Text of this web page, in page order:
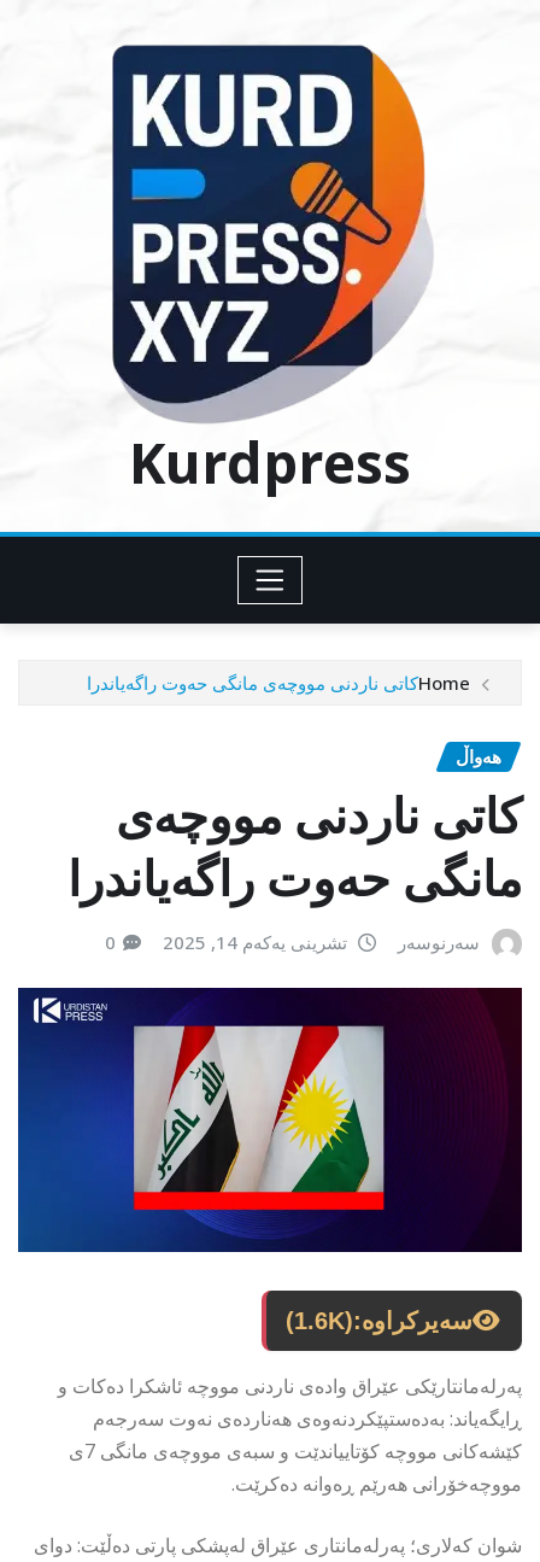
Kurdpress
Homeکاتی ناردنی مووچەی مانگی حەوت راگەیاندرا
هەواڵ
کاتی ناردنی مووچەی
مانگی حەوت راگەیاندرا
سەرنوسەر تشرینی یەکەم 14, 2025 0
سەیرکراوە:(1.6K)
پەرلەمانتارێکی عێراق وادەی ناردنی مووچە ئاشکرا دەکات و
ڕایگەیاند: بەدەستپێکردنەوەی هەناردەی نەوت سەرجەم
کێشەکانی مووچە کۆتاییاندێت و سبەی مووچەی مانگی 7ی
مووچەخۆرانی هەرێم ڕەوانە دەکرێت.
شوان کەلاری؛ پەرلەمانتاری عێراق لەپشکی پارتی دەڵێت: دوای